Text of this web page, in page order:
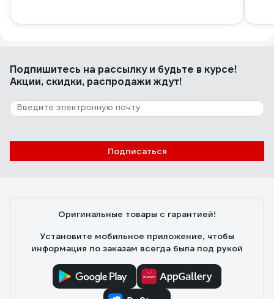
Подпишитесь на рассылкуи будьте в курсе!
Акции, скидки, распродажи ждут!
Подписаться
Оригинальные товары с гарантией!
Установите мобильное приложение, чтобы
информация по заказам всегда была под рукой